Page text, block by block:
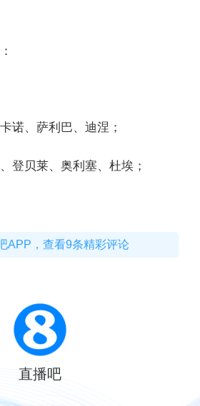
诺、萨利巴、迪涅；
登贝莱、奥利塞、杜埃；
APP，查看9条精彩评论
直播吧